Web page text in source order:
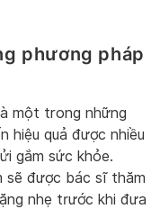
phương pháp
một trong những
hiệu quả được nhiều
gắm sức khỏe.
sẽ được bác sĩ thăm
nhẹ trước khi đưa